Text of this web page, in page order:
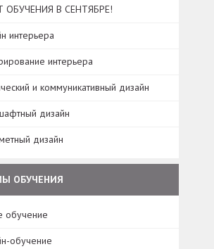
ОБУЧЕНИЯ В СЕНТЯБРЕ!
интерьера
интерьера
и коммуникативный дизайн
дизайн
дизайн
ОБУЧЕНИЯ
обучение
обучение